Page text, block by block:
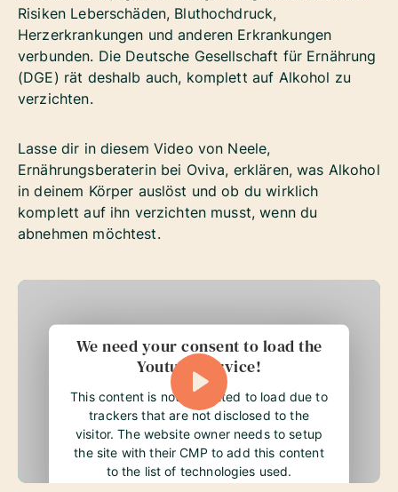
Risiken Leberschäden, Bluthochdruck,
Herzerkrankungen und anderen Erkrankungen
verbunden. Die Deutsche Gesellschaft für Ernährung
(DGE) rät deshalb auch, komplett auf Alkohol zu
verzichten.
Lasse dir in diesem Video von Neele,
Ernährungsberaterin bei Oviva, erklären, was Alkohol
in deinem Körper auslöst und ob du wirklich
komplett auf ihn verzichten musst, wenn du
abnehmen möchtest.
We need your consent to load the
Youtube service!
This content is not permitted to load due to
trackers that are not disclosed to the
visitor. The website owner needs to setup
the site with their CMP to add this content
to the list of technologies used.